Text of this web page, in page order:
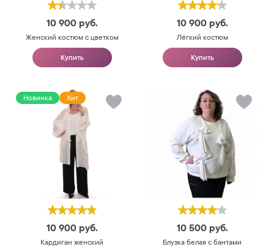
10 900 руб.
Женский костюм с цветком
Купить
10 900 руб.
Лёгкий костюм
Купить
Новинка Хит
10 900 руб.
Кардиган женский
10 500 руб.
Блузка белая с бантами